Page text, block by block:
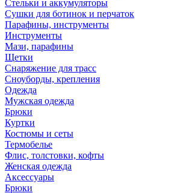
Стельки и аккумуляторы
Сушки для ботинок и перчаток
Парафины, инструменты
Инструменты
Мази, парафины
Щетки
Снаряжение для трасс
Сноуборды, крепления
Одежда
Мужская одежда
Брюки
Куртки
Костюмы и сеты
Термобелье
Флис, толстовки, кофты
Женская одежда
Аксессуары
Брюки